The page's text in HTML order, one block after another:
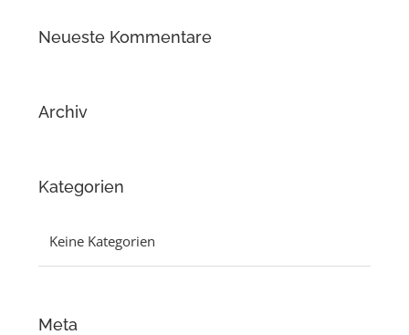
Neueste Kommentare
Archiv
Kategorien
Keine Kategorien
Meta